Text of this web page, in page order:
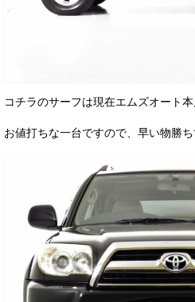
コチラのサーフは現在エムズオート
お値打ちな一台ですので、早い物勝